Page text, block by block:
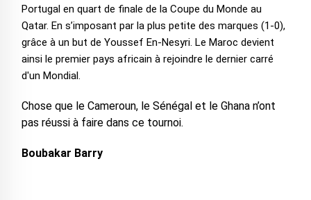
Portugal en quart de finale de la Coupe du Monde au
Qatar. En s’imposant par la plus petite des marques (1-0),
grâce à un but de Youssef En-Nesyri. Le Maroc devient
ainsi le premier pays africain à rejoindre le dernier carré
d'un Mondial.
Chose que le Cameroun, le Sénégal et le Ghana n’ont
pas réussi à faire dans ce tournoi.
Boubakar Barry